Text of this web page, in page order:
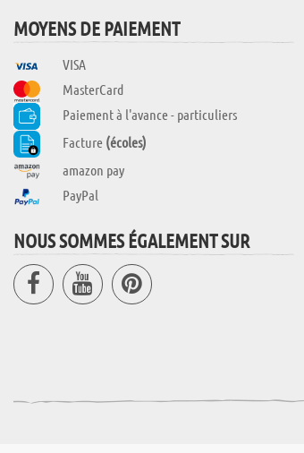
MOYENS DE PAIEMENT
VISA
MasterCard
Paiement à l'avance - particuliers
Facture (écoles)
amazon pay
PayPal
NOUS SOMMES ÉGALEMENT SUR